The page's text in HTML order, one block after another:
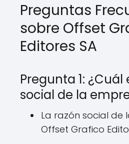
Preguntas
sobre Offset
Editores SA
Pregunta 1: ¿Cuál
social de la
La razón social de
Offset Grafico